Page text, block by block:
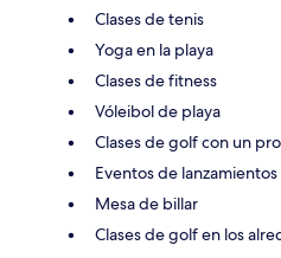
Clases de tenis
Yoga en la playa
Clases de fitness
Vóleibol de playa
Clases de golf con un
Eventos de
Mesa de billar
Clases de golf en los